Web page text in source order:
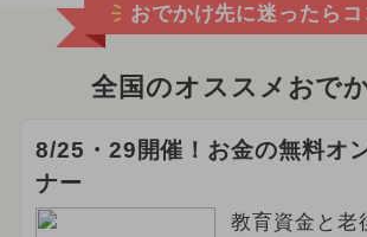
おでかけ先に迷ったらコ
全国のオススメおで
8/25・29開催！お金の無料オ
ナー
教育資金と老